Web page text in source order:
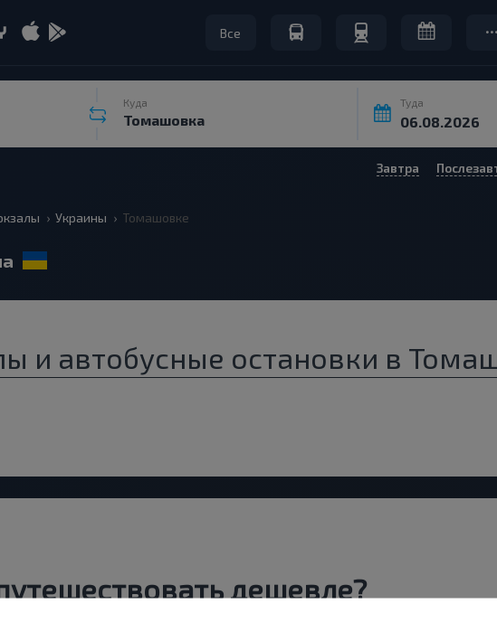
Все
Куда Туда
Завтра
Украины Томашовке
и автобусные остановки в
дешевле?